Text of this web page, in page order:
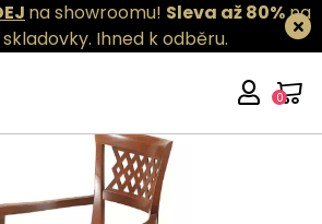
na showroomu! Sleva až 80%na
Ihned k odběru.
0